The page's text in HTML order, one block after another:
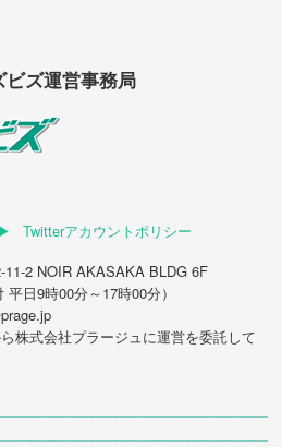
ズ運営事務局
Twitterアカウントポリシー
2 NOIR AKASAKA BLDG 6F
日9時00分～17時00分）
株式会社プラージュに運営を委託して